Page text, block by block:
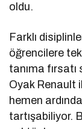
oldu.
Farklı
öğrencilere
tanıma
Oyak Renault
hemen
tartışabiliyor.